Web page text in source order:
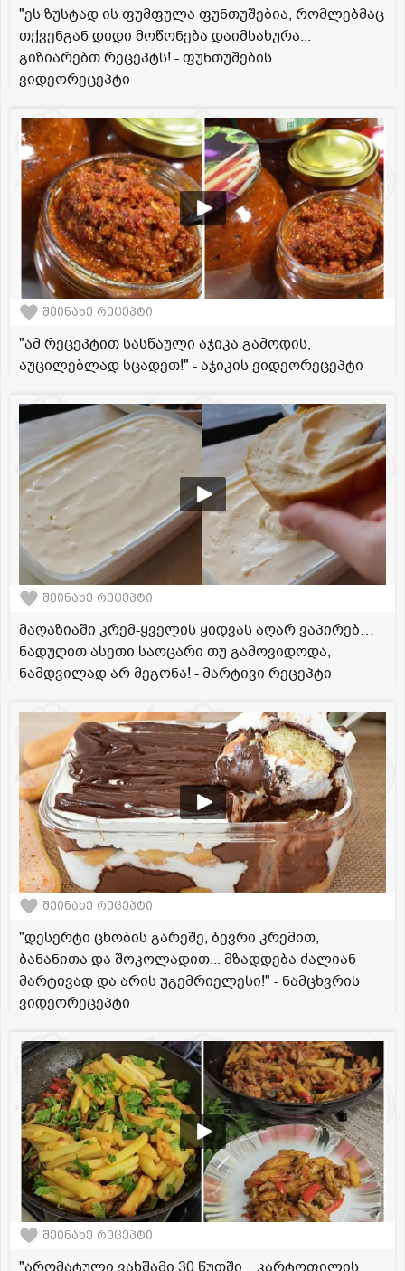
"ეს ზუსტად ის ფუმფულა ფუნთუშებია, რომლებმაც
თქვენგან დიდი მოწონება დაიმსახურა...
გიზიარებთ რეცეპტს! - ფუნთუშების
ვიდეორეცეპტი
შეინახე რეცეპტი
"ამ რეცეპტით სასწაული აჯიკა გამოდის,
აუცილებლად სცადეთ!" - აჯიკის ვიდეორეცეპტი
შეინახე რეცეპტი
მაღაზიაში კრემ-ყველის ყიდვას აღარ ვაპირებ…
ნადუღით ასეთი საოცარი თუ გამოვიდოდა,
ნამდვილად არ მეგონა! - მარტივი რეცეპტი
შეინახე რეცეპტი
"დესერტი ცხობის გარეშე, ბევრი კრემით,
ბანანითა და შოკოლადით... მზადდება ძალიან
მარტივად და არის უგემრიელესი!" - ნამცხვრის
ვიდეორეცეპტი
შეინახე რეცეპტი